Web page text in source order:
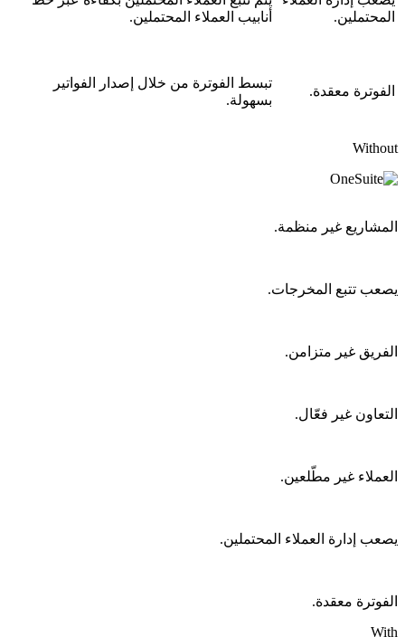
المحتملين.
أنابيب العملاء المحتملين.
الفوترة معقدة.
تبسط الفوترة من خلال إصدار الفواتير
بسهولة.
Without
المشاريع غير منظمة.
يصعب تتبع المخرجات.
الفريق غير متزامن.
التعاون غير فعّال.
العملاء غير مطّلعين.
يصعب إدارة العملاء المحتملين.
الفوترة معقدة.
With